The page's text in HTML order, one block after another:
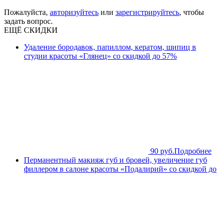
Пожалуйста, авторизуйтесь или зарегистрируйтесь, чтобы
задать вопрос.
ЕЩЁ СКИДКИ
Удаление бородавок, папиллом, кератом, шипиц в
студии красоты «Глянец» со скидкой до 57%
90 руб.Подробнее
Перманентный макияж губ и бровей, увеличение губ
филлером в салоне красоты «Подалирий» со скидкой до